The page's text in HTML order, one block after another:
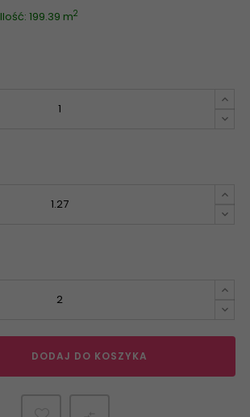
Ilość: 199.39 m2
DODAJ DO KOSZYKA